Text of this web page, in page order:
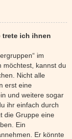
trete ich ihnen
im
möchtest, kannst du
Nicht alle
erst eine
und weitere sogar
ihr einfach durch
die Gruppe eine
Ein
Er könnte